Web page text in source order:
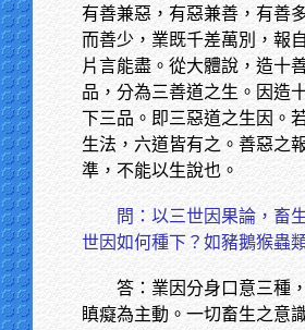
有善兼惡，有惡兼善，有善
而善少，業既千差萬別，報
片言能盡。從大體說，造十
品，分為三善道之生。因造
下三品。即三惡道之生因。
生法，六道皆有之。善惡之
準，不能以生說也。
問：以三世因果論，畜
世因如何種下？如豬鵝猴蟲
答：業因分身口意三種
瞋癡為主動。一切畜生之意